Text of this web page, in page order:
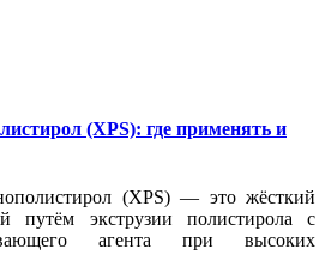
(XPS): где применять и
(XPS) — это жёсткий
путём экструзии полистирола с
агента при высоких